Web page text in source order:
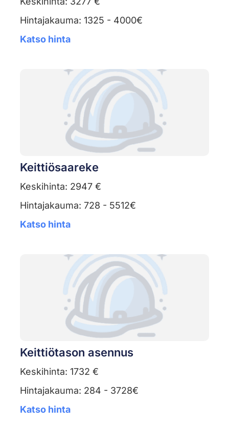
Hintajakauma: 1325 - 4000€
Katso hinta
Keittiösaareke
Keskihinta: 2947 €
Hintajakauma: 728 - 5512€
Katso hinta
Keittiötason asennus
Keskihinta: 1732 €
Hintajakauma: 284 - 3728€
Katso hinta